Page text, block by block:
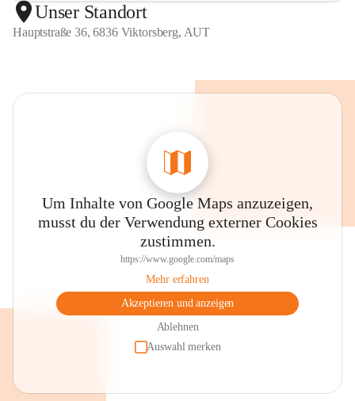
Unser Standort
Hauptstraße 36, 6836 Viktorsberg, AUT
Um Inhalte von Google Maps anzuzeigen,
musst du der Verwendung externer Cookies
zustimmen.
https://www.google.com/maps
Mehr erfahren
Akzeptieren und anzeigen
Ablehnen
Auswahl merken